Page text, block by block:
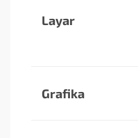
Layar
Grafika